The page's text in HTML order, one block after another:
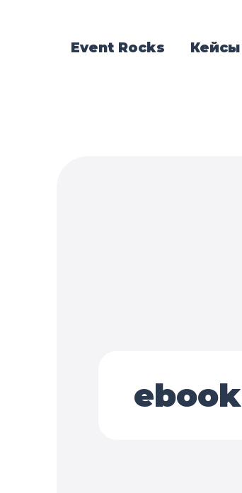
Event Rocks Кейсы
ebook